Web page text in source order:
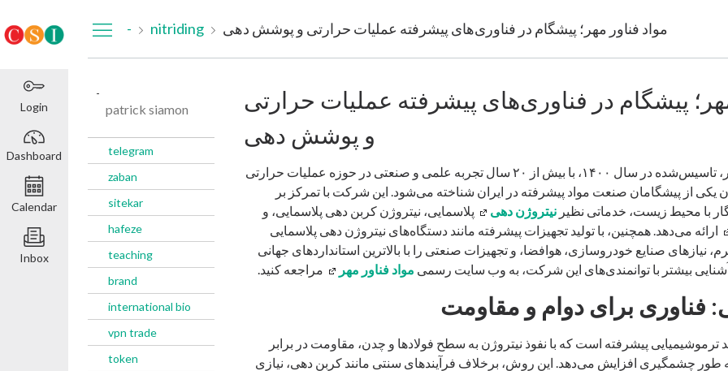
Login
Dashboard
Calendar
Inbox
- nitriding مواد فناور مهر؛ پیشگام در فناوری‌های پیشرفته عملیات حرارتی و پوشش‌ دهی
-
patrick siamon
telegram
zaban
sitekar
hafeze
teaching
brand
international bio
vpn trade
token
پیشگام در فناوری‌های پیشرفته عملیات حرارتی
و پوشش‌ دهی
شرکت مواد فناور مهر، تاسیس‌شده در سال ۱۴۰۰، با بیش از ۲۰ سال تجربه علمی و صنعتی در حوزه عملیات حرارتی
از پیشگامان صنعت مواد پیشرفته در ایران شناخته می‌شود. این شرکت با تمرکز بر
با محیط زیست، خدماتی نظیر نیتروژن ‌دهی
پلاسمایی، نیتروژن ‌کربن ‌دهی پلاسمایی، و
ارائه می‌دهد. همچنین، با تولید تجهیزات پیشرفته مانند دستگاه‌های نیتروژن ‌دهی پلاسمایی
نیازهای صنایع خودروسازی، هوافضا، و تجهیزات صنعتی را با بالاترین استانداردهای جهانی
بیشتر با توانمندی‌های این شرکت، به وب ‌سایت رسمی مواد فناور مهر مراجعه کنید.
فناوری برای دوام و مقاومت
ترموشیمیایی پیشرفته است که با نفوذ نیتروژن به سطح فولادها و چدن، مقاومت در برابر
چشمگیری افزایش می‌دهد. این روش، برخلاف فرآیندهای سنتی مانند کربن ‌دهی، نیازی